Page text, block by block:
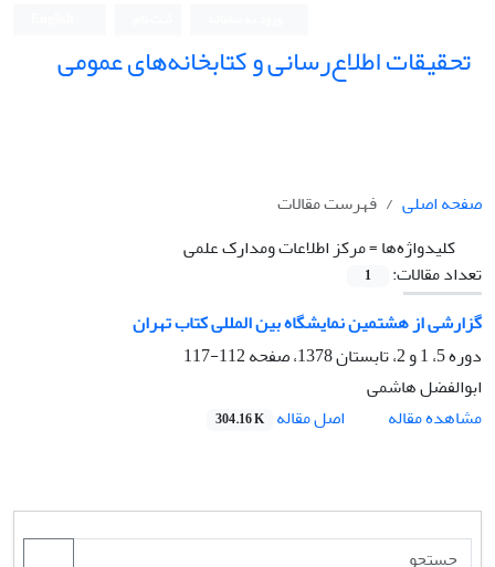
تحقیقات اطلاع‌رسانی و کتابخانه‌های عمومی
صفحه اصلی
فهرست مقالات
کلیدواژه‌ها =مرکز اطلاعات ومدارک علمی
تعداد مقالات:
1
گزارشی از هشتمین نمایشگاه بین المللی کتاب تهران
دوره 5، 1 و 2، تابستان 1378، صفحه
112-117
ابوالفضل هاشمی
مشاهده مقاله
اصل مقاله 304.16 K